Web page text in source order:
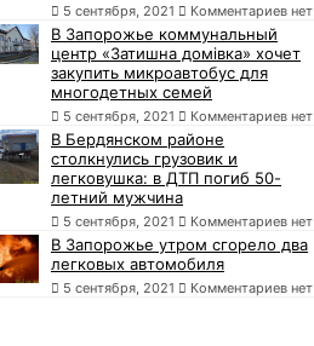
5 сентября, 2021 Комментариев нет
В Запорожье коммунальный
центр «Затишна домівка» хочет
закупить микроавтобус для
многодетных семей
5 сентября, 2021 Комментариев нет
В Бердянском районе
столкнулись грузовик и
легковушка: в ДТП погиб 50-
летний мужчина
5 сентября, 2021 Комментариев нет
В Запорожье утром сгорело два
легковых автомобиля
5 сентября, 2021 Комментариев нет